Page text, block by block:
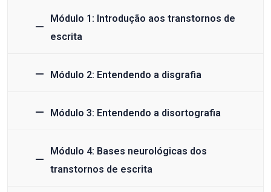
Módulo 1: Introdução aos transtornos de
escrita
Módulo 2: Entendendo a disgrafia
Módulo 3: Entendendo a disortografia
Módulo 4: Bases neurológicas dos
transtornos de escrita